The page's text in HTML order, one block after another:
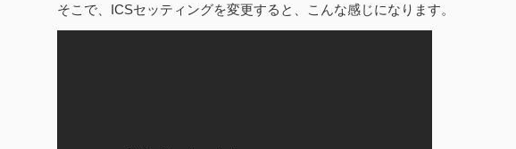
そこで、ICSセッティングを変更すると、こんな感じになります。